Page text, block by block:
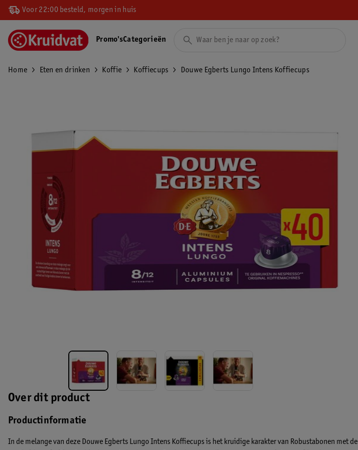
Voor 22:00 besteld, morgen in huis
Promo'sCategorieën
Home Eten en drinken Koffie Koffiecups Douwe Egberts Lungo Intens Koffiecups
Over dit product
Productinformatie
In de melange van deze Douwe Egberts Lungo Intens Koffiecups is het kruidige karakter van Robustabonen met de